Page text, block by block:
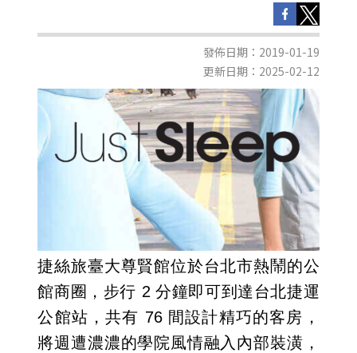
發佈日期：2019-01-19
更新日期：2025-02-12
捷絲旅臺大尊賢館位於台北市熱鬧的公
館商圈，步行 2 分鐘即可到達台北捷運
公館站，共有 76 間設計精巧的客房，
將週遭濃濃的學院風情融入內部裝潢，